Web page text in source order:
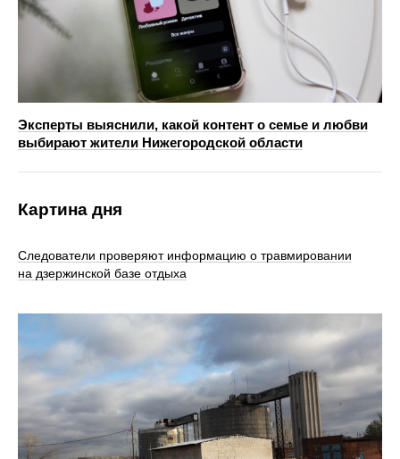
Эксперты выяснили, какой контент о семье и любви
выбирают жители Нижегородской области
Картина дня
Следователи проверяют информацию о травмировании
на дзержинской базе отдыха